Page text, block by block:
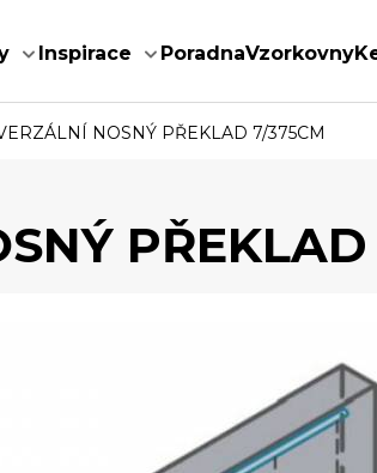
Inspirace PoradnaVzorkovny
NOSNÝ PŘEKLAD 7/375CM